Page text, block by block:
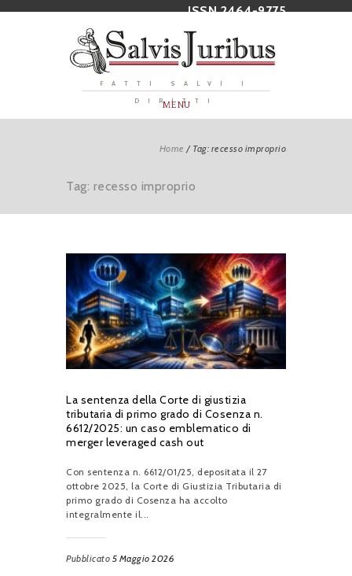
ISSN 2464-9775
FATTI SALVI I
DIRITTI
MENU
Home / Tag: recesso improprio
Tag: recesso improprio
La sentenza della Corte di giustizia
tributaria di primo grado di Cosenza n.
6612/2025: un caso emblematico di
merger leveraged cash out
Con sentenza n. 6612/01/25, depositata il 27
ottobre 2025, la Corte di Giustizia Tributaria di
primo grado di Cosenza ha accolto
integralmente il...
Pubblicato 5 Maggio 2026